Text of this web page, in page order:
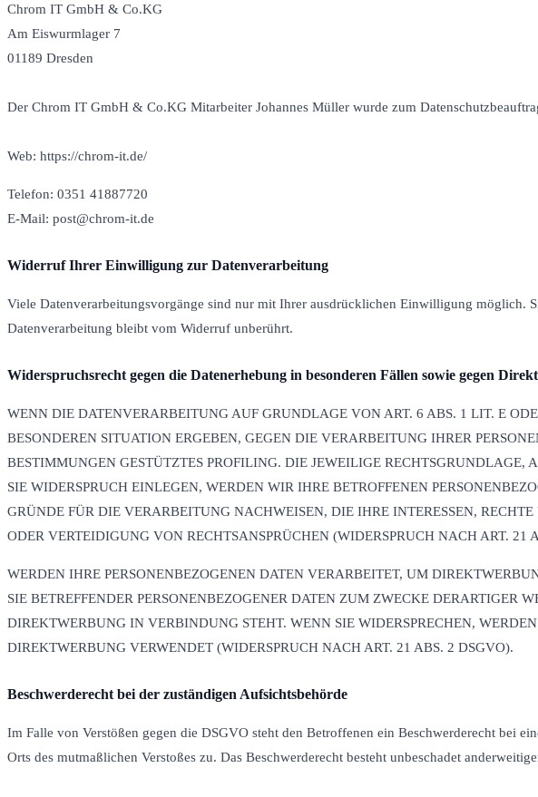
Chrom IT GmbH & Co.KG
Am Eiswurmlager 7
01189 Dresden
Der Chrom IT GmbH & Co.KG Mitarbeiter Johannes Müller wurde zum
Web: https://chrom-it.de/
Telefon: 0351 41887720
E-Mail: post@chrom-it.de
Widerruf Ihrer Einwilligung zur Datenverarbeitung
Viele Datenverarbeitungsvorgänge sind nur mit Ihrer ausdrücklichen Einwilligung
Datenverarbeitung bleibt vom Widerruf unberührt.
Widerspruchsrecht gegen die Datenerhebung in besonderen Fällen sowie gegen
WENN DIE DATENVERARBEITUNG AUF GRUNDLAGE VON ART. 6 ABS. 1 LIT. E
BESONDEREN SITUATION ERGEBEN, GEGEN DIE VERARBEITUNG IHRER
BESTIMMUNGEN GESTÜTZTES PROFILING. DIE JEWEILIGE
SIE WIDERSPRUCH EINLEGEN, WERDEN WIR IHRE BETROFFENEN
GRÜNDE FÜR DIE VERARBEITUNG NACHWEISEN, DIE IHRE INTERESSEN,
ODER VERTEIDIGUNG VON RECHTSANSPRÜCHEN (WIDERSPRUCH NACH ART. 21
WERDEN IHRE PERSONENBEZOGENEN DATEN VERARBEITET, UM
SIE BETREFFENDER PERSONENBEZOGENER DATEN ZUM ZWECKE DERARTIGER
DIREKTWERBUNG IN VERBINDUNG STEHT. WENN SIE WIDERSPRECHEN,
DIREKTWERBUNG VERWENDET (WIDERSPRUCH NACH ART. 21 ABS. 2 DSGVO).
Beschwerde­recht bei der zuständigen Aufsichts­behörde
Im Falle von Verstößen gegen die DSGVO steht den Betroffenen ein Beschwerderecht bei
Orts des mutmaßlichen Verstoßes zu. Das Beschwerderecht besteht unbeschadet